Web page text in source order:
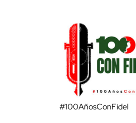
#100AñosConFidel